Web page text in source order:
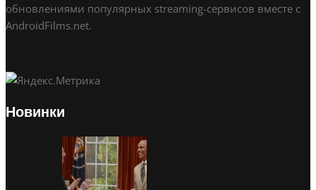
обновлениями популярных streaming-сервисов вместе с
AndroidFilms.net.
Новинки